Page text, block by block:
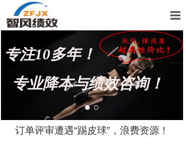
专注10多年！
专业降本与绩效咨询！
首页
关于我
薪酬设
订单评审遭遇“踢皮球”，浪费资源！